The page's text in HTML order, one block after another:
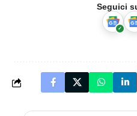
Seguici